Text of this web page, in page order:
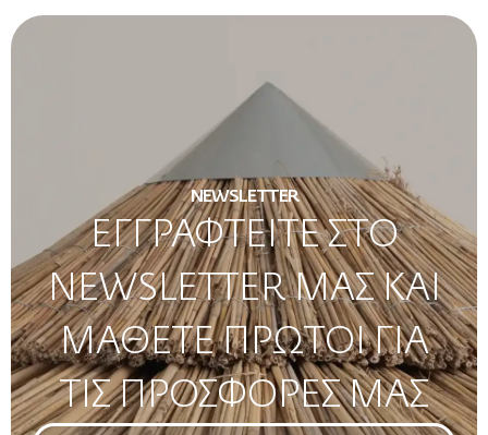
NEWSLETTER
ΕΓΓΡΑΦΤΕΙΤΕ ΣΤΟ
NEWSLETTER ΜΑΣ ΚΑΙ
ΜΑΘΕΤΕ ΠΡΩΤΟΙ ΓΙΑ
ΤΙΣ ΠΡΟΣΦΟΡΕΣ ΜΑΣ